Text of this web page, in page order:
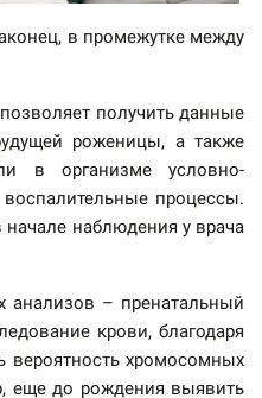
в промежутке между
получить данные
роженицы, а также
ли в организме условно-
процессы.
наблюдения у врача
анализов – пренатальный
крови, благодаря
вероятность хромосомных
еще до рождения выявить